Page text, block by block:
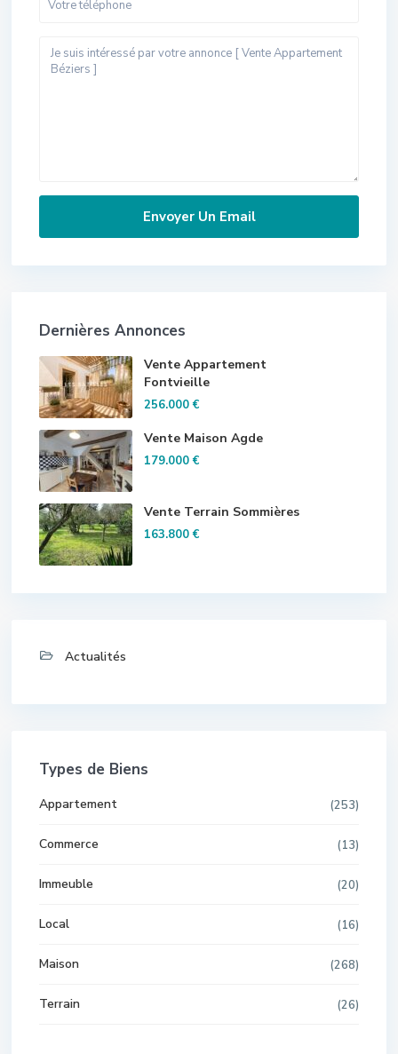
Dernières Annonces
Vente Appartement
Fontvieille
256.000 €
Vente Maison Agde
179.000 €
Vente Terrain Sommières
163.800 €
Actualités
Types de Biens
Appartement (253)
Commerce (13)
Immeuble (20)
Local (16)
Maison (268)
Terrain (26)